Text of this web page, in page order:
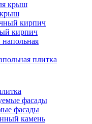
кирпич
плитка
фасады